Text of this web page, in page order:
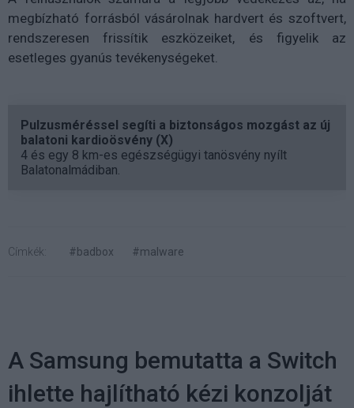
megbízható forrásból vásárolnak hardvert és szoftvert,
rendszeresen frissítik eszközeiket, és figyelik az
esetleges gyanús tevékenységeket.
Pulzusméréssel segíti a biztonságos mozgást az új
balatoni kardioösvény (X)
4 és egy 8 km-es egészségügyi tanösvény nyílt
Balatonalmádiban.
Címkék: #badbox #malware
A Samsung bemutatta a Switch
ihlette hajlítható kézi konzolját